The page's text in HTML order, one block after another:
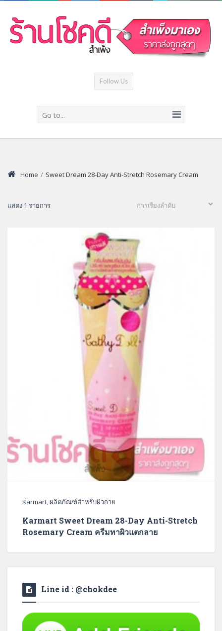
Follow Us
Go to...
Home / Sweet Dream 28-Day Anti-Stretch Rosemary Cream
แสดง 1 รายการ
Karmart,ผลิตภัณฑ์สำหรับผิวกาย
Karmart Sweet Dream 28-Day Anti-Stretch
Rosemary Cream ครีมทาผิวแตกลาย
Line id : @chokdee